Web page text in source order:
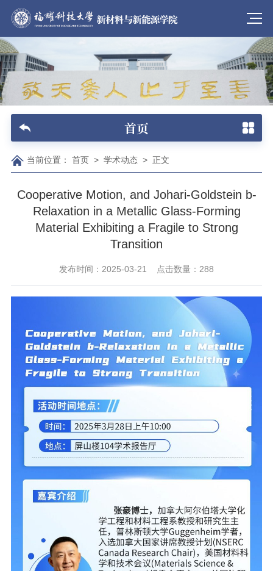
首页
当前位置： 首页> 学术动态> 正文
Cooperative Motion, and Johari-Goldstein b-
Relaxation in a Metallic Glass-Forming
Material Exhibiting a Fragile to Strong
Transition
发布时间：2025-03-21 点击数量： 288